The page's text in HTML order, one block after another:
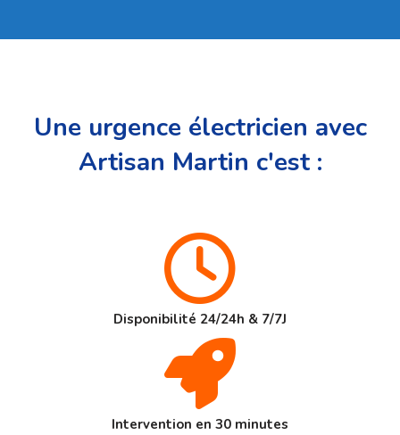
Une urgence électricien avec
Artisan Martin c'est :
Disponibilité 24/24h & 7/7J
Intervention en 30 minutes